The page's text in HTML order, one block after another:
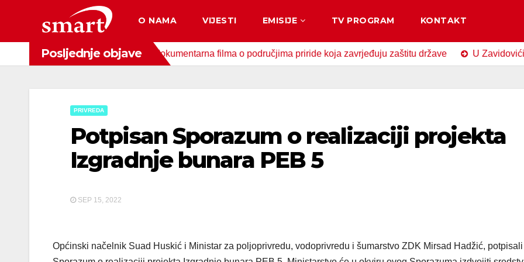
content
O NAMA VIJESTI EMISIJE TV PROGRAM KONTAKT
Posljednje objave
zaštitu okoliša snimljena 4 dokumentarna filma o područjima priride koja zavrjeđuju zaštitu države U Zavidovićima
PRIVREDA
Potpisan Sporazum o realizaciji projekta
Izgradnje bunara PEB 5
SEP 15, 2022
Općinski načelnik Suad Huskić i Ministar za poljoprivredu, vodoprivredu i šumarstvo ZDK Mirsad Hadžić,